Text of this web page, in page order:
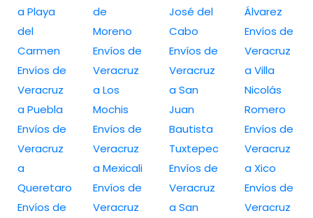
a Playa
del
Carmen
Envíos de
Veracruz
a Puebla
Envíos de
Veracruz
a
Queretaro
Envíos de
de
Moreno
Envíos de
Veracruz
a Los
Mochis
Envíos de
Veracruz
a Mexicali
Envíos de
Veracruz
José del
Cabo
Envíos de
Veracruz
a San
Juan
Bautista
Tuxtepec
Envíos de
Veracruz
a San
Álvarez
Envíos de
Veracruz
a Villa
Nicolás
Romero
Envíos de
Veracruz
a Xico
Envíos de
Veracruz